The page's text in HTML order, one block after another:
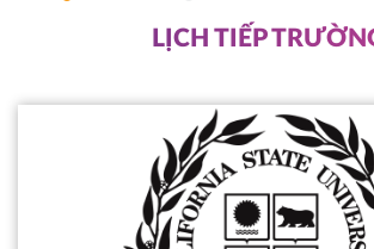
LỊCH TIẾP